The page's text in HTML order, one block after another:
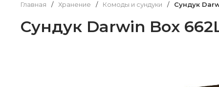
Главная / Хранение / Комоды и сундуки / Сундук
Сундук Darwin Box